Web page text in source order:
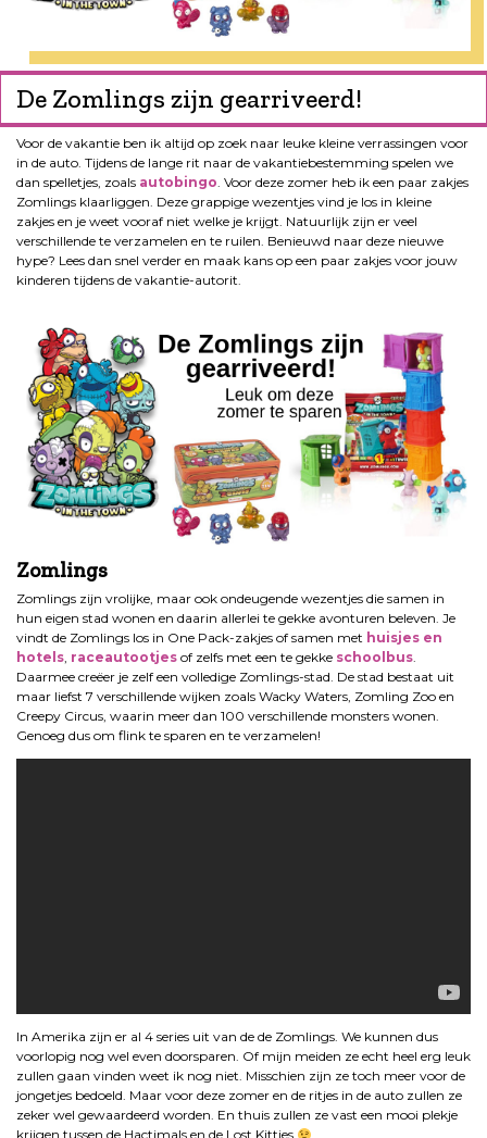
De Zomlings zijn gearriveerd!
Voor de vakantie ben ik altijd op zoek naar leuke kleine verrassingen voor
in de auto. Tijdens de lange rit naar de vakantiebestemming spelen we
dan spelletjes, zoals autobingo. Voor deze zomer heb ik een paar zakjes
Zomlings klaarliggen. Deze grappige wezentjes vind je los in kleine
zakjes en je weet vooraf niet welke je krijgt. Natuurlijk zijn er veel
verschillende te verzamelen en te ruilen. Benieuwd naar deze nieuwe
hype? Lees dan snel verder en maak kans op een paar zakjes voor jouw
kinderen tijdens de vakantie-autorit.
Zomlings
Zomlings zijn vrolijke, maar ook ondeugende wezentjes die samen in
hun eigen stad wonen en daarin allerlei te gekke avonturen beleven. Je
vindt de Zomlings los in One Pack-zakjes of samen met huisjes en
hotels, raceautootjes of zelfs met een te gekke schoolbus.
Daarmee creëer je zelf een volledige Zomlings-stad. De stad bestaat uit
maar liefst 7 verschillende wijken zoals Wacky Waters, Zomling Zoo en
Creepy Circus, waarin meer dan 100 verschillende monsters wonen.
Genoeg dus om flink te sparen en te verzamelen!
In Amerika zijn er al 4 series uit van de de Zomlings. We kunnen dus
voorlopig nog wel even doorsparen. Of mijn meiden ze echt heel erg leuk
zullen gaan vinden weet ik nog niet. Misschien zijn ze toch meer voor de
jongetjes bedoeld. Maar voor deze zomer en de ritjes in de auto zullen ze
zeker wel gewaardeerd worden. En thuis zullen ze vast een mooi plekje
krijgen tussen de Hactimals en de Lost Kitties